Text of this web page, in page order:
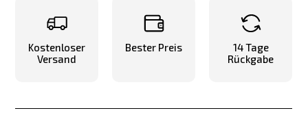
Kostenloser
Versand
Bester Preis
14 Tage
Rückgabe